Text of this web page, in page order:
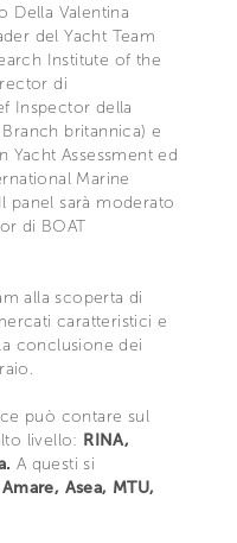
Della Valentina
del Yacht Team
Institute of the
di
Inspector della
britannica) e
Yacht Assessment ed
Marine
panel sarà moderato
di BOAT
alla scoperta di
caratteristici e
conclusione dei
può contare sul
livello: RINA,
A questi si
Amare, Asea, MTU,